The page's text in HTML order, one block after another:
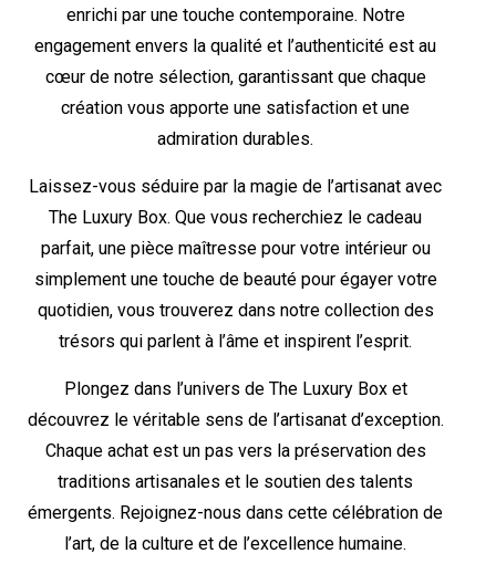
enrichi par une touche contemporaine. Notre
engagement envers la qualité et l’authenticité est au
cœur de notre sélection, garantissant que chaque
création vous apporte une satisfaction et une
admiration durables.
Laissez-vous séduire par la magie de l’artisanat avec
The Luxury Box. Que vous recherchiez le cadeau
parfait, une pièce maîtresse pour votre intérieur ou
simplement une touche de beauté pour égayer votre
quotidien, vous trouverez dans notre collection des
trésors qui parlent à l’âme et inspirent l’esprit.
Plongez dans l’univers de The Luxury Box et
découvrez le véritable sens de l’artisanat d’exception.
Chaque achat est un pas vers la préservation des
traditions artisanales et le soutien des talents
émergents. Rejoignez-nous dans cette célébration de
l’art, de la culture et de l’excellence humaine.